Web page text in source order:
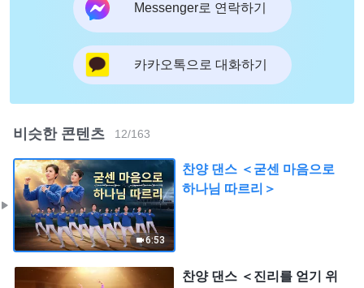
Messenger로 연락하기
카카오톡으로 대화하기
비슷한 콘텐츠 12/163
6:53
찬양 댄스 ＜굳센 마음으로
하나님 따르리＞
찬양 댄스 ＜진리를 얻기 위